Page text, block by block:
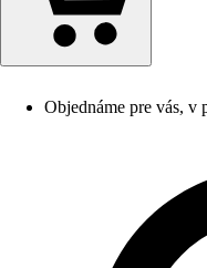
Objednáme pre vás, v